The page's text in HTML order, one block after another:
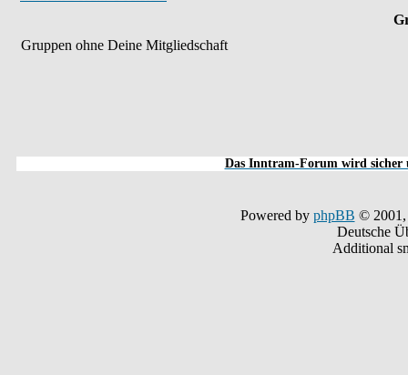
Gruppen ohne Deine Mitgliedschaft
Das Inntram-Forum wird sicher
Powered by phpBB © 2001,
Deutsche
Additional